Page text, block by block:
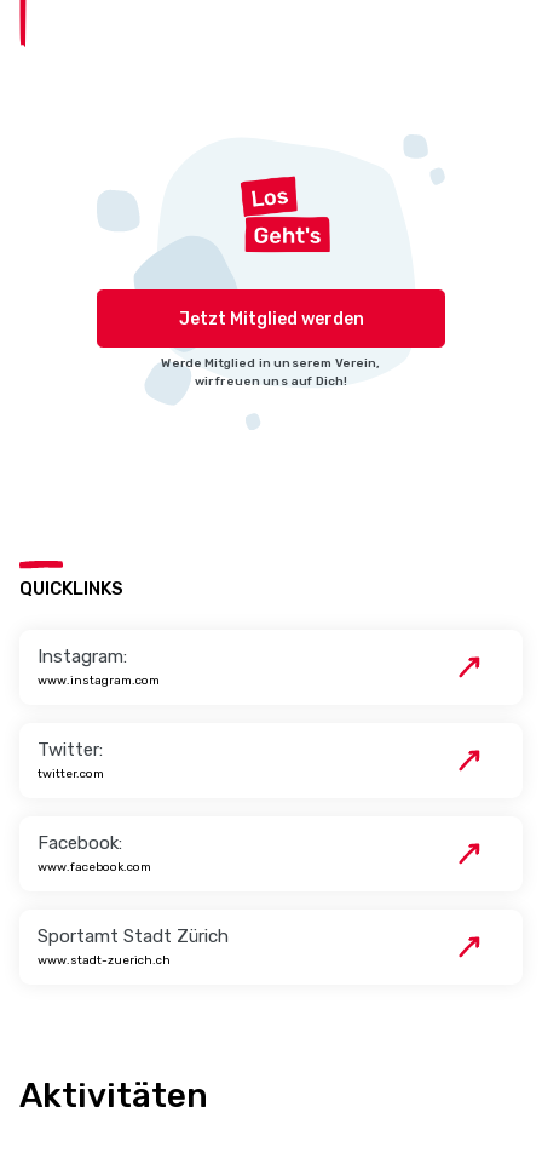
Jetzt Mitglied werden
Werde Mitglied in unserem Verein,
wir freuen uns auf Dich!
QUICKLINKS
Instagram:
www.instagram.com
Twitter:
twitter.com
Facebook:
www.facebook.com
Sportamt Stadt Zürich
www.stadt-zuerich.ch
Aktivitäten